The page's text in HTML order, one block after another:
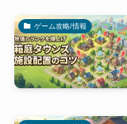
ゲーム攻略/情報